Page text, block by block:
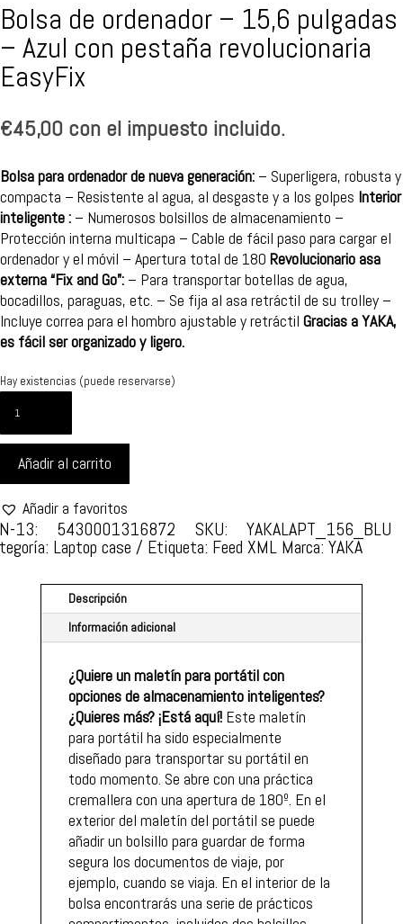
Bolsa de ordenador – 15,6 pulgadas
– Azul con pestaña revolucionaria
EasyFix
€45,00 con el impuesto incluido.
Bolsa para ordenador de nueva generación: – Superligera, robusta y
compacta – Resistente al agua, al desgaste y a los golpes Interior
inteligente : – Numerosos bolsillos de almacenamiento –
Protección interna multicapa – Cable de fácil paso para cargar el
ordenador y el móvil – Apertura total de 180 Revolucionario asa
externa “Fix and Go”: – Para transportar botellas de agua,
bocadillos, paraguas, etc. – Se fija al asa retráctil de su trolley –
Incluye correa para el hombro ajustable y retráctil Gracias a YAKA,
es fácil ser organizado y ligero.
Hay existencias (puede reservarse)
ORDENADOR
15,6
PULGADAS
-
AZUL
PESTAÑA
REVOLUCIONARIA
Añadir al carrito
Añadir a favoritos
13: 5430001316872 SKU: YAKALAPT_156_BLU
Laptop case Etiqueta: Feed XML Marca:YAKA
Descripción
Información adicional
¿Quiere un maletín para portátil con
opciones de almacenamiento inteligentes?
¿Quieres más? ¡Está aquí!Este maletín
para portátil ha sido especialmente
diseñado para transportar su portátil en
todo momento. Se abre con una práctica
cremallera con una apertura de 180º. En el
exterior del maletín del portátil se puede
añadir un bolsillo para guardar de forma
segura los documentos de viaje, por
ejemplo, cuando se viaja. En el interior de la
bolsa encontrarás una serie de prácticos